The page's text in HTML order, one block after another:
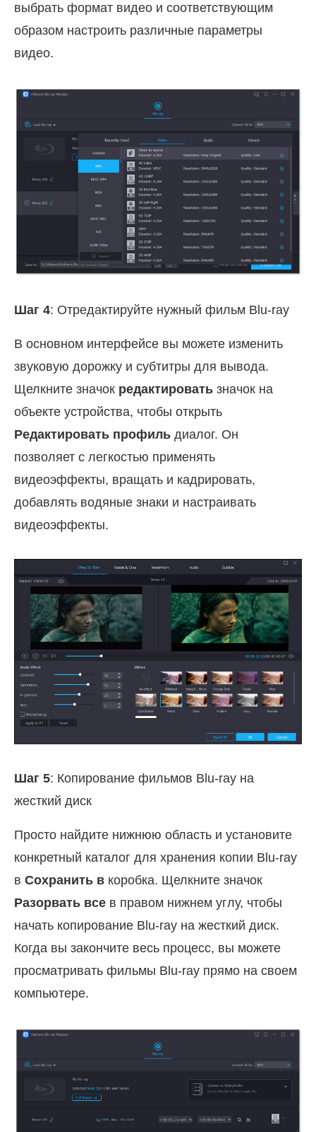
выбрать формат видео и соответствующим
образом настроить различные параметры
видео.
Шаг 4: Отредактируйте нужный фильм Blu-ray
В основном интерфейсе вы можете изменить
звуковую дорожку и субтитры для вывода.
Щелкните значок редактировать значок на
объекте устройства, чтобы открыть
Редактировать профиль диалог. Он
позволяет с легкостью применять
видеоэффекты, вращать и кадрировать,
добавлять водяные знаки и настраивать
видеоэффекты.
Шаг 5: Копирование фильмов Blu-ray на
жесткий диск
Просто найдите нижнюю область и установите
конкретный каталог для хранения копии Blu-ray
в Сохранить в коробка. Щелкните значок
Разорвать все в правом нижнем углу, чтобы
начать копирование Blu-ray на жесткий диск.
Когда вы закончите весь процесс, вы можете
просматривать фильмы Blu-ray прямо на своем
компьютере.